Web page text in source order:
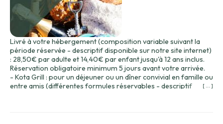
Livré à votre hébergement (composition variable suivant la
période réservée - descriptif disponible sur notre site internet)
: 28,50€ par adulte et 14,40€ par enfant jusqu'à 12 ans inclus.
Réservation obligatoire minimum 5 jours avant votre arrivée.
- Kota Grill : pour un déjeuner ou un dîner convivial en famille ou
entre amis (différentes formules réservables - descriptif
[ ... ]